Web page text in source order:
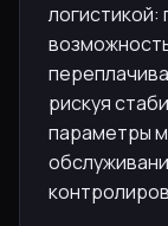
рискуя
параметры